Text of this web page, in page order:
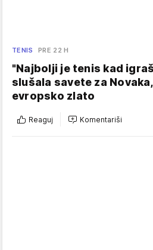
TENIS PRE 22 H
"Najbolji je tenis kad
slušala savete za
evropsko zlato
Reaguj Komentariši